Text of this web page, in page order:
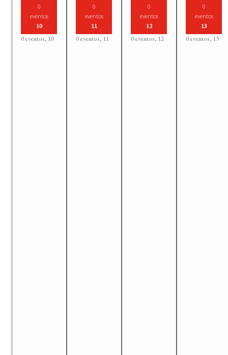
0
eventos
10
0 eventos, 10
0
eventos
11
0 eventos, 11
0
eventos
12
0 eventos, 12
0
eventos
13
0 eventos, 13